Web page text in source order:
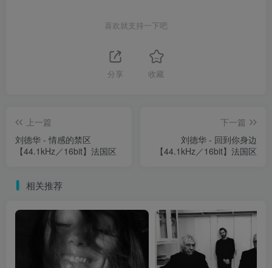
喜欢就支持一下吧
分享 收藏
上一篇
刘德华 - 情感的禁区
【44.1kHz／16bit】法国区
下一篇
刘德华 - 回到你身边
【44.1kHz／16bit】法国区
相关推荐